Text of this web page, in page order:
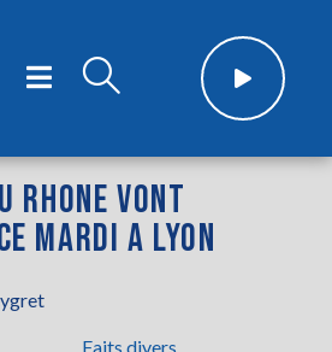
RHONE VONT
MARDI A LYON
Faits divers